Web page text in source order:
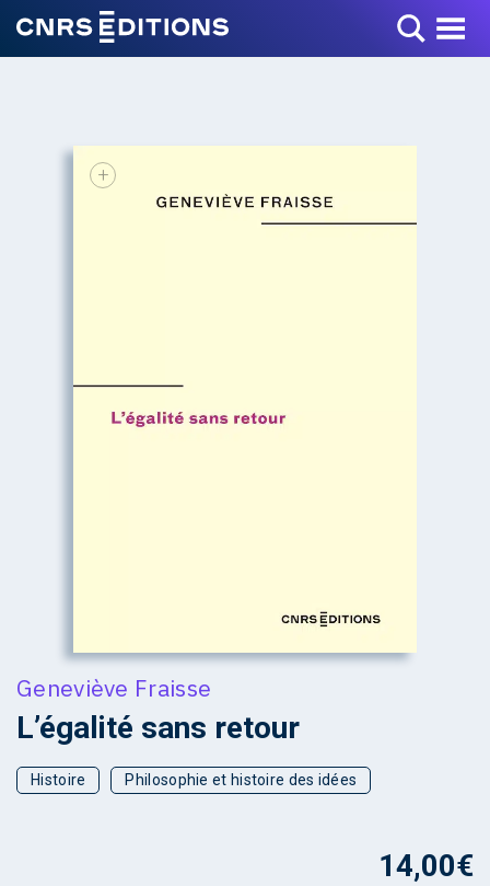
Toggle Menu
+
Geneviève Fraisse
L’égalité sans retour
Histoire Philosophie et histoire des idées
14,00€